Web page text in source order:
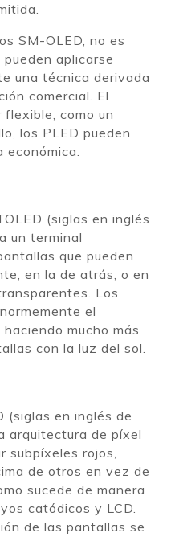
SM-OLED, no es
aplicarse
una técnica derivada
comercial. El
como un
los PLED pueden
económica.
(siglas en inglés
un terminal
que pueden
en la de atrás, o en
Los
el
mucho más
con la luz del sol.
(siglas en inglés de
arquitectura de píxel
subpíxeles rojos,
de otros en vez de
sucede de manera
catódicos y LCD.
de las pantallas se